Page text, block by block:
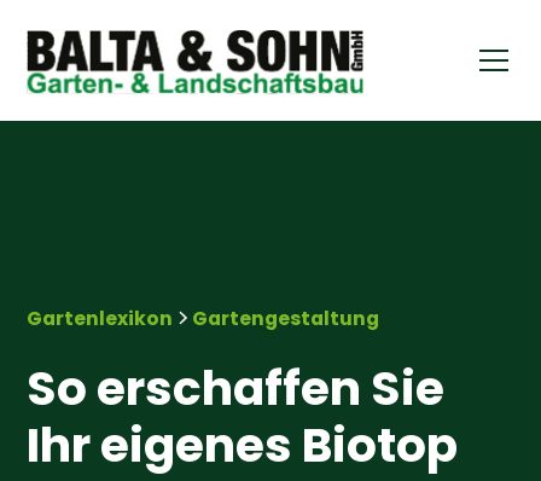
Gartenlexikon Gartengestaltung
So erschaffen Sie
Ihr eigenes Biotop